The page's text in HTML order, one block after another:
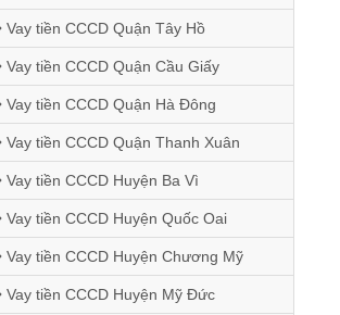
Vay tiền CCCD Quận Tây Hồ
Vay tiền CCCD Quận Cầu Giấy
Vay tiền CCCD Quận Hà Đông
Vay tiền CCCD Quận Thanh Xuân
Vay tiền CCCD Huyện Ba Vì
Vay tiền CCCD Huyện Quốc Oai
Vay tiền CCCD Huyện Chương Mỹ
Vay tiền CCCD Huyện Mỹ Đức